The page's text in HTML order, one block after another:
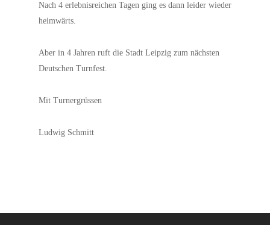
Nach 4 erlebnisreichen Tagen ging es dann leider wieder
heimwärts.
Aber in 4 Jahren ruft die Stadt Leipzig zum nächsten
Deutschen Turnfest.
Mit Turnergrüssen
Ludwig Schmitt